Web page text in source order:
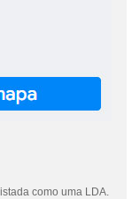
como uma LDA.